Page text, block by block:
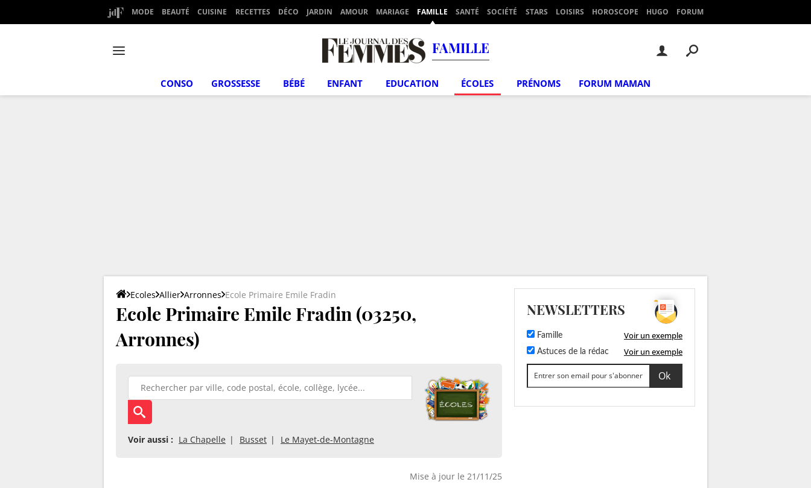
MODE BEAUTÉ CUISINE RECETTES DÉCO JARDIN AMOUR MARIAGE FAMILLE SANTÉ SOCIÉTÉ STARS LOISIRS HOROSCOPE HUGO FORUM
FAMILLE
CONSO GROSSESSE BÉBÉ ENFANT EDUCATION ÉCOLES PRÉNOMS FORUM MAMAN
Ecoles Allier Arronnes Ecole Primaire Emile Fradin
Ecole Primaire Emile Fradin (03250,
Arronnes)
Voir aussi : La Chapelle Busset Le Mayet-de-Montagne
Mise à jour le 21/11/25
NEWSLETTERS
Famille Voir un exemple
Astuces de la rédac Voir un exemple